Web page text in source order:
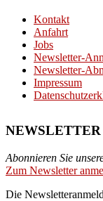
Kontakt
Anfahrt
Jobs
Newsletter-
Newsletter-
Impressum
NEWSLETTER
Abonnieren Sie
Zum Newsletter
Die